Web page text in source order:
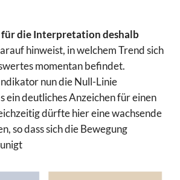
die Interpretation deshalb
hinweist, in welchem Trend sich
momentan befindet.
nun die Null-Linie
ein deutliches Anzeichen für einen
dürfte hier eine wachsende
so dass sich die Bewegung